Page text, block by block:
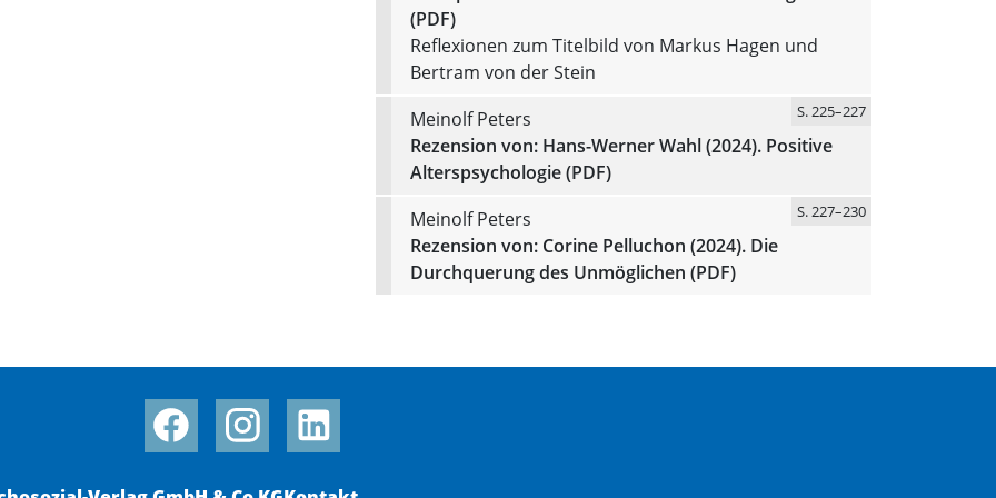
(PDF)
Reflexionen zum Titelbild von Markus Hagen und
Bertram von der Stein
Meinolf Peters
S. 225–227
Rezension von: Hans-Werner Wahl (2024). Positive
Alterspsychologie (PDF)
Meinolf Peters
S. 227–230
Rezension von: Corine Pelluchon (2024). Die
Durchquerung des Unmöglichen (PDF)